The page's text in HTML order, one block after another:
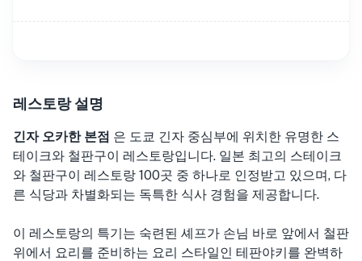
레스토랑 설명
긴자 오카한 본점 은 도쿄 긴자 중심부에 위치한 유명한 스
테이크와 철판구이 레스토랑입니다. 일본 최고의 스테이크
와 철판구이 레스토랑 100곳 중 하나로 인정받고 있으며, 다
른 식당과 차별화되는 독특한 식사 경험을 제공합니다.
이 레스토랑의 특기는 숙련된 셰프가 손님 바로 앞에서 철판
위에서 요리를 준비하는 요리 스타일인 테판야키를 완벽하